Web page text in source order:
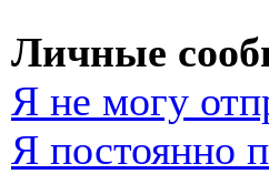
Личные
Я не могу
Я постоянно